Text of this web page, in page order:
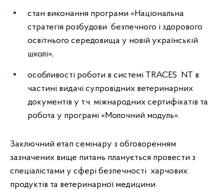
стан виконання програми «Національна
стратегія розбудови безпечного і здорового
освітнього середовища у новій українській
школі»,
особливості роботи в системі TRACES NT в
частині видачі супровідних ветеринарних
документів у т.ч. міжнародних сертифікатів та
робота у програмі «Молочний модуль».
Заключний етап семінару з обговоренням
зазначених вище питань планується провести з
спеціалістами у сфері безпечності харчових
продуктів та ветеринарної медицини